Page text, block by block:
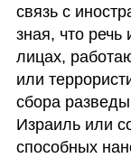
связь с
зная, что речь
лицах,
или
сбора
Израиль или
способных